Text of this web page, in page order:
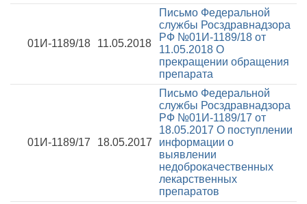
01И-1189/18 11.05.2018
Письмо Федеральной
службы Росздравнадзора
РФ №01И-1189/18 от
11.05.2018 О
прекращении обращения
препарата
01И-1189/17 18.05.2017
Письмо Федеральной
службы Росздравнадзора
РФ №01И-1189/17 от
18.05.2017 О поступлении
информации о
выявлении
недоброкачественных
лекарственных
препаратов